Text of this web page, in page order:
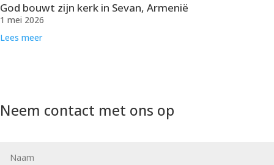
God bouwt zijn kerk in Sevan, Armenië
1 mei 2026
Lees meer
Neem contact met ons op